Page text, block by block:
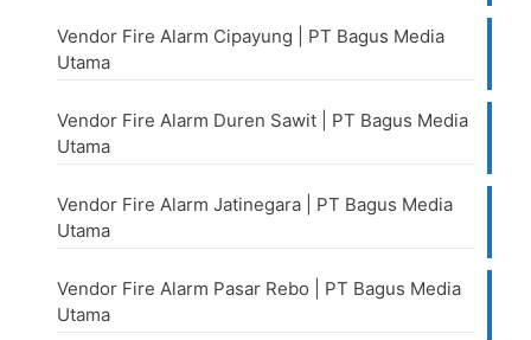
Vendor Fire Alarm Cipayung | PT Bagus Media
Utama
Vendor Fire Alarm Duren Sawit | PT Bagus Media
Utama
Vendor Fire Alarm Jatinegara | PT Bagus Media
Utama
Vendor Fire Alarm Pasar Rebo | PT Bagus Media
Utama